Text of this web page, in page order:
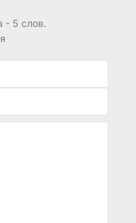
- 5 слов.